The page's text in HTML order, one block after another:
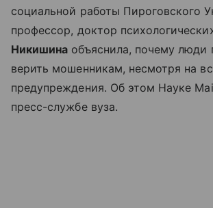
социальной работы Пироговского
профессор, доктор
Никишина объяснила, почему люди
верить мошенникам, несмотря на
предупреждения. Об этом Науке
пресс-службе вуза.